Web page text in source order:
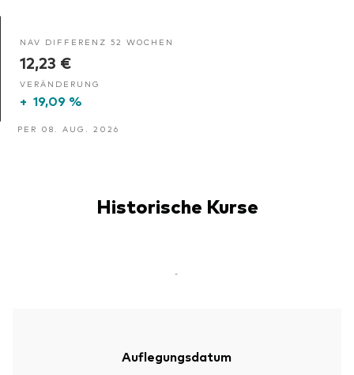
NAV DIFFERENZ 52 WOCHEN
12,23 €
VERÄNDERUNG
+ 19,09 %
PER 08. AUG. 2026
Historische Kurse
-
Auflegungsdatum